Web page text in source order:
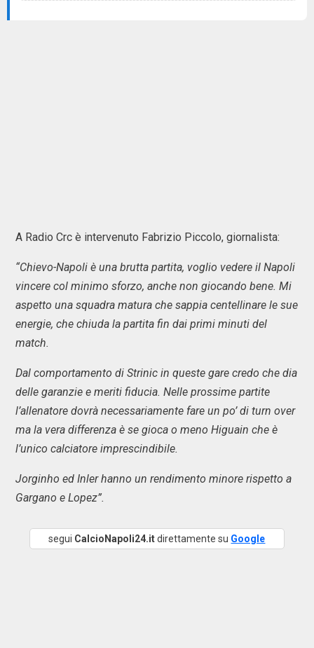
A Radio Crc è intervenuto Fabrizio Piccolo, giornalista:
“Chievo-Napoli è una brutta partita, voglio vedere il Napoli
vincere col minimo sforzo, anche non giocando bene. Mi
aspetto una squadra matura che sappia centellinare le sue
energie, che chiuda la partita fin dai primi minuti del
match.
Dal comportamento di Strinic in queste gare credo che dia
delle garanzie e meriti fiducia. Nelle prossime partite
l’allenatore dovrà necessariamente fare un po’ di turn over
ma la vera differenza è se gioca o meno Higuain che è
l’unico calciatore imprescindibile.
Jorginho ed Inler hanno un rendimento minore rispetto a
Gargano e Lopez”.
segui CalcioNapoli24.itdirettamente su Google